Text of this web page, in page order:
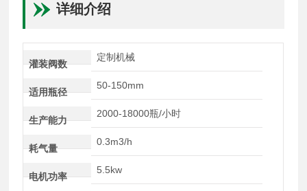
详细介绍
灌装阀数
定制机械
适用瓶径
50-150mm
生产能力
2000-18000瓶/小时
耗气量
0.3m3/h
电机功率
5.5kw